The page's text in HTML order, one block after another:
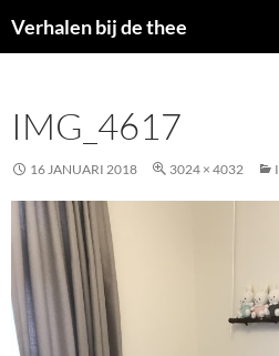
Verhalen bij de thee
INHOUD
IMG_4617
16 JANUARI 2018 3024 × 4032